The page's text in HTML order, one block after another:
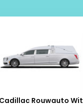
Cadillac Rouwauto Wit